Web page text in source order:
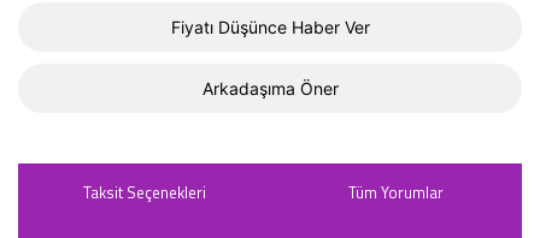
Fiyatı Düşünce Haber Ver
Arkadaşıma Öner
Taksit Seçenekleri Tüm Yorumlar